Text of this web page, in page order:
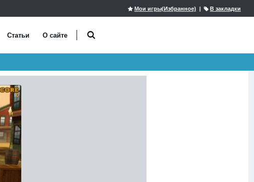
Мои игры(Избранное) | В закладки
Статьи О сайте